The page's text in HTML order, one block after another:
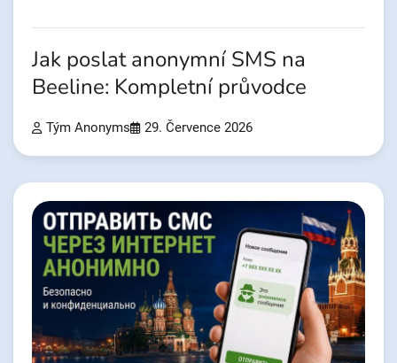
Jak poslat anonymní SMS na
Beeline: Kompletní průvodce
Tým Anonyms 29. Července 2026